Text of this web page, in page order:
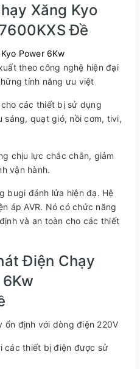
Xăng Kyo
Đề
Power 6Kw
theo công nghệ hiện đại
tính năng ưu việt
các thiết bị sử dụng
sáng, quạt gió, nồi cơm, tivi,
chịu lực chắc chắn, giảm
vận hành.
bugi đánh lửa hiện đạ. Hệ
áp AVR. Nó có chức năng
và an toàn cho các thiết
Điện Chạy
ổn định với dòng điện 220V
các thiết bị điện được sử